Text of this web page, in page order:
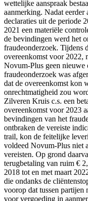
wettelijke aanspraak
aanmerking. Nadat eerder
declaraties uit de periode
2021 een materiële
de bevindingen werd het
fraudeonderzoek. Tijdens
overeenkomst voor 2022,
Novum-Plus geen nieuwe
fraudeonderzoek was
dat de overeenkomst kon
onrechtmatigheid zou
Zilveren Kruis c.s. een
overeenkomst voor 2023
bevindingen van het
ontbraken de vereiste
trail, kon de feitelijke
voldeed Novum-Plus niet
vereisten. Op grond
terugbetaling van ruim €
2018 tot en met maart
die ondanks de
voorop dat tussen
voor vergoeding in